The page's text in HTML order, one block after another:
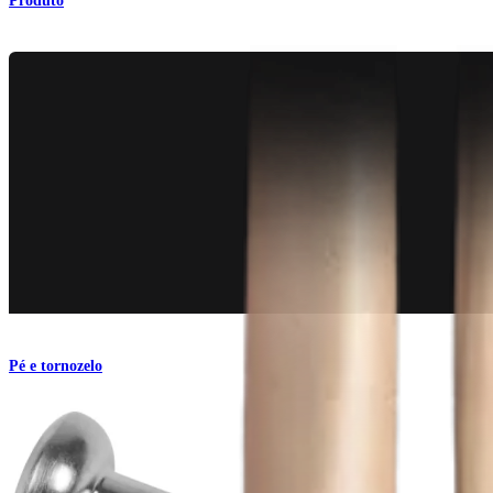
Pé e tornozelo
Sistema de gerenciamento de fraturas para tornozelo